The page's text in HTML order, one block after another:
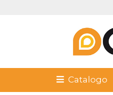
Catalogo